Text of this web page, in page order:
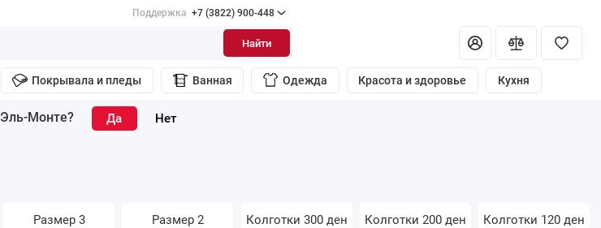
Поддержка +7 (3822) 900-448
Найти
Покрывала и пледы Ванная Одежда Красота и здоровье Кухня
Эль-Монте?
Размер 3 Размер 2 Колготки 300 ден Колготки 200 ден Колготки 120 ден